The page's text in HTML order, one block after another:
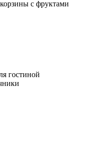
с фруктами
гостиной